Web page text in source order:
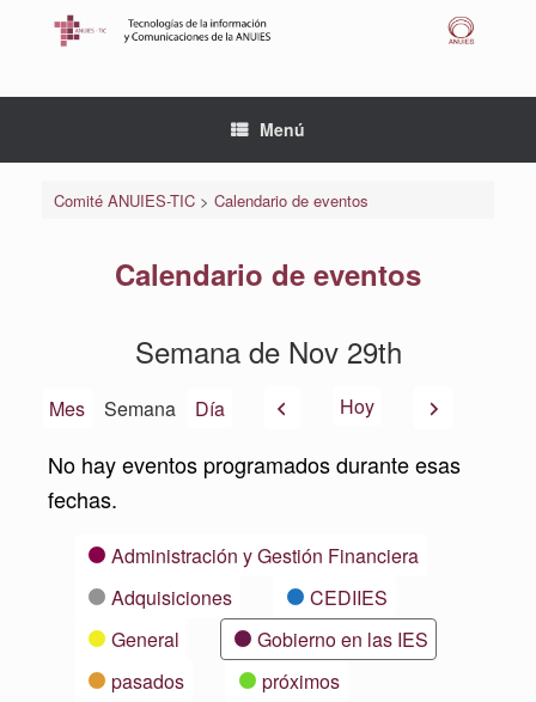
Menú
Comité ANUIES-TIC> Calendario de eventos
Calendario de eventos
Semana de Nov 29th
Mes Semana Día AnteriorHoy Siguiente
No hay eventos programados durante esas
fechas.
CategoríasAdministración y Gestión Financiera
Adquisiciones
CEDIIES
General
Gobierno en las IES
pasados
próximos